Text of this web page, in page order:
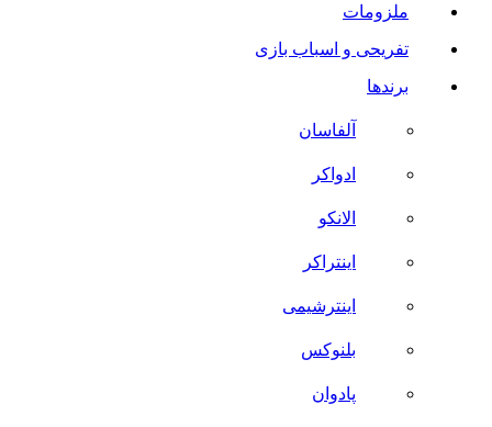
ملزومات
تفریحی و اسباب بازی
برندها
آلفاسان
ادواکر
الانکو
اینتراکر
اینترشیمی
بلنوکس
پادوان